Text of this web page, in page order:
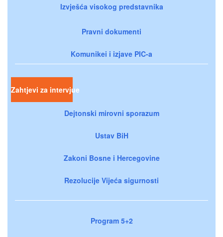
Izvješća visokog predstavnika
Pravni dokumenti
Komunikei i izjave PIC-a
Zahtjevi za intervjue
Dejtonski mirovni sporazum
Ustav BiH
Zakoni Bosne i Hercegovine
Rezolucije Vijeća sigurnosti
Program 5+2